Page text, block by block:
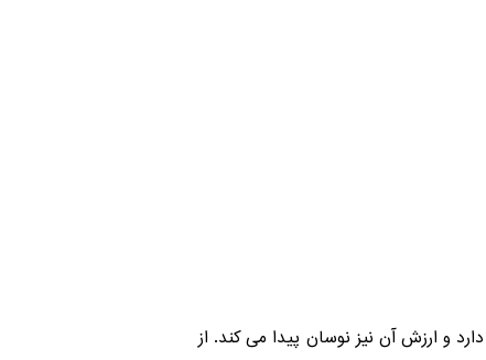
قابلیت معامله در بازار را دارد و ارزش آن نیز نوسان پیدا می کند. از